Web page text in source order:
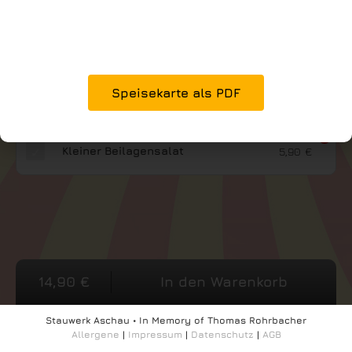
Kleiner Beilagensalat 5,90 €
14,90 € In den Warenkorb
Stauwerk Aschau • In Memory of Thomas Rohrbacher
Allergene | Impressum | Datenschutz | AGB
Speisekarte als PDF